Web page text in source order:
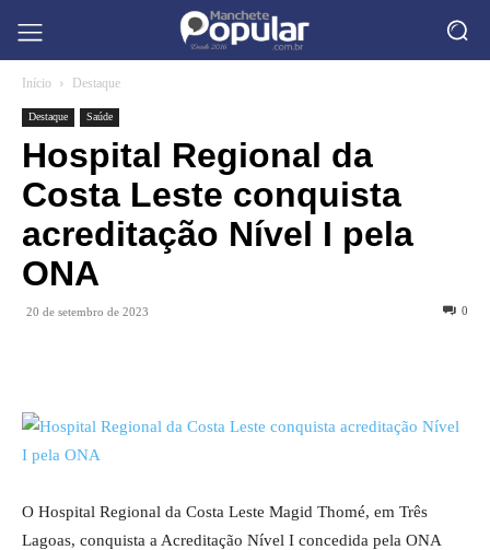
Início Destaque
Destaque Saúde
Hospital Regional da
Costa Leste conquista
acreditação Nível I pela
ONA
20 de setembro de 2023 0
O Hospital Regional da Costa Leste Magid Thomé, em Três
Lagoas, conquista a Acreditação Nível I concedida pela ONA